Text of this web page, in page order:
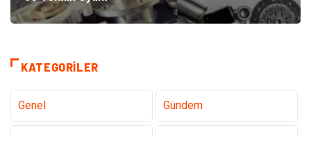
KATEGORILER
Genel Gündem